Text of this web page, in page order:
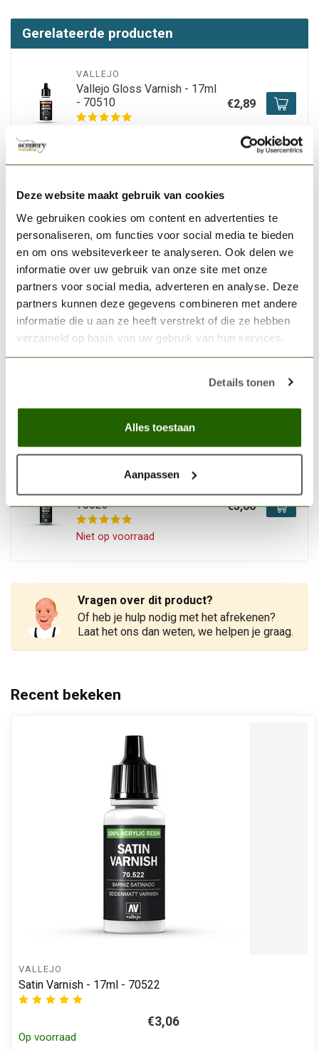
Deze website maakt gebruik van cookies
We gebruiken cookies om content en advertenties te
personaliseren, om functies voor social media te bieden
en om ons websiteverkeer te analyseren. Ook delen we
informatie over uw gebruik van onze site met onze
partners voor social media, adverteren en analyse. Deze
partners kunnen deze gegevens combineren met andere
informatie die u aan ze heeft verstrekt of die ze hebben
verzameld op basis van uw gebruik van hun services.
Details tonen
Alles toestaan
Aanpassen
Gerelateerde producten
VALLEJO
Vallejo Gloss Varnish - 17ml
- 70510
€2,89
Vallejo Matt Varnish - 17ml -
70520
Op voorraad
VALLEJO
Vallejo Model Color White
-18ml - 70951
Op voorraad
€2,89
Vallejo Plastic Putty - 20ml -
€4,04
Vallejo Liquid Mask - 17ml -
70523
Niet op voorraad
€3,06
Vragen over dit product?
Of heb je hulp nodig met het afrekenen?
Laat het ons dan weten, we helpen je graag.
Recent bekeken
VALLEJO
Satin Varnish - 17ml - 70522
€3,06
Op voorraad